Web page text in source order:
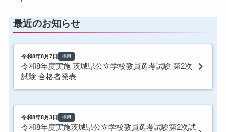
最近のお知らせ
令和8年8月7日 採用
令和8年度実施 茨城県公立学校教員選考試験 第2次
試験 合格者発表
令和8年8月3日 採用
令和8年度実施茨城県公立学校教員選考試験第2次試